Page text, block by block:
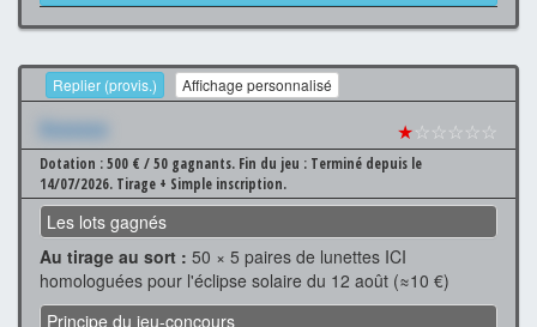
Replier (provis.) Affichage personnalisé
Xxxxxxx ★☆☆☆☆☆
Dotation : 500 € / 50 gagnants. Fin du jeu : Terminé depuis le
14/07/2026. Tirage + Simple inscription.
Les lots gagnés
Au tirage au sort : 50 × 5 paires de lunettes ICI
homologuées pour l'éclipse solaire du 12 août (≈10 €)
Principe du jeu-concours